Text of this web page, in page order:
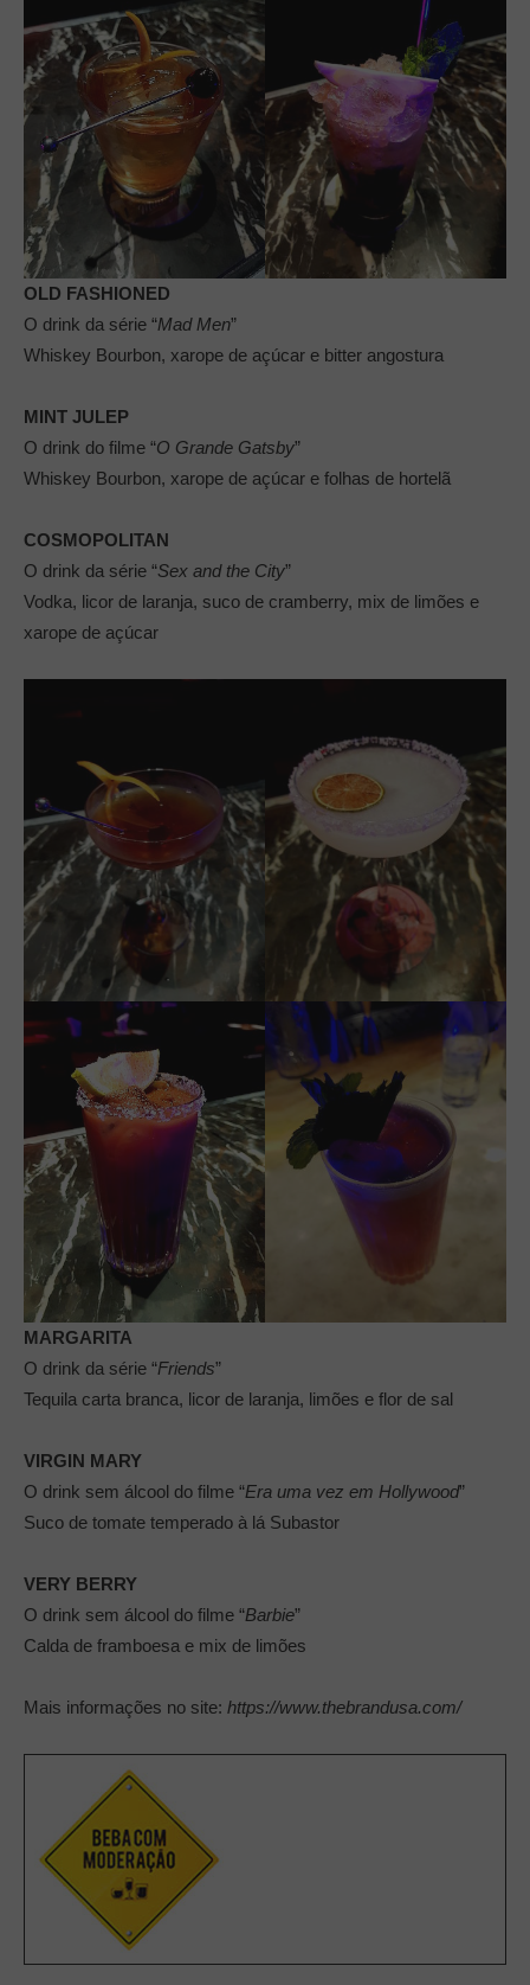
OLD FASHIONED
O drink da série “Mad Men”
Whiskey Bourbon, xarope de açúcar e bitter angostura
MINT JULEP
O drink do filme “O Grande Gatsby”
Whiskey Bourbon, xarope de açúcar e folhas de hortelã
COSMOPOLITAN
O drink da série “Sex and the City”
Vodka, licor de laranja, suco de cramberry, mix de limões e
xarope de açúcar
MARGARITA
O drink da série “Friends”
Tequila carta branca, licor de laranja, limões e flor de sal
VIRGIN MARY
O drink sem álcool do filme “Era uma vez em Hollywood”
Suco de tomate temperado à lá Subastor
VERY BERRY
O drink sem álcool do filme “Barbie”
Calda de framboesa e mix de limões
Mais informações no site: https://www.thebrandusa.com/